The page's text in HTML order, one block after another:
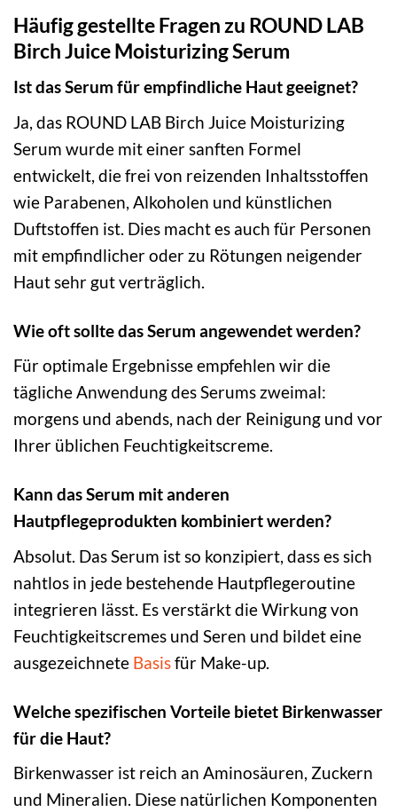
Häufig gestellte Fragen zu ROUND LAB
Birch Juice Moisturizing Serum
Ist das Serum für empfindliche Haut geeignet?
Ja, das ROUND LAB Birch Juice Moisturizing
Serum wurde mit einer sanften Formel
entwickelt, die frei von reizenden Inhaltsstoffen
wie Parabenen, Alkoholen und künstlichen
Duftstoffen ist. Dies macht es auch für Personen
mit empfindlicher oder zu Rötungen neigender
Haut sehr gut verträglich.
Wie oft sollte das Serum angewendet werden?
Für optimale Ergebnisse empfehlen wir die
tägliche Anwendung des Serums zweimal:
morgens und abends, nach der Reinigung und vor
Ihrer üblichen Feuchtigkeitscreme.
Kann das Serum mit anderen
Hautpflegeprodukten kombiniert werden?
Absolut. Das Serum ist so konzipiert, dass es sich
nahtlos in jede bestehende Hautpflegeroutine
integrieren lässt. Es verstärkt die Wirkung von
Feuchtigkeitscremes und Seren und bildet eine
ausgezeichnete Basisfür Make-up.
Welche spezifischen Vorteile bietet Birkenwasser
für die Haut?
Birkenwasser ist reich an Aminosäuren, Zuckern
und Mineralien. Diese natürlichen Komponenten